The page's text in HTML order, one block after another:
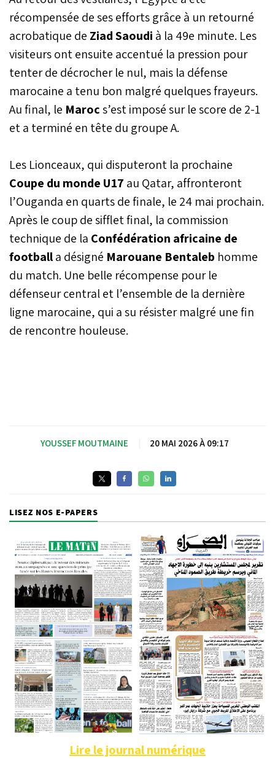
récompensée de ses efforts grâce à un retourné
acrobatique de Ziad Saoudi à la 49e minute. Les
visiteurs ont ensuite accentué la pression pour
tenter de décrocher le nul, mais la défense
marocaine a tenu bon malgré quelques frayeurs.
Au final, le Marocs’est imposé sur le score de 2-1
et a terminé en tête du groupe A.
Les Lionceaux, qui disputeront la prochaine
Coupe du monde U17 au Qatar, affronteront
l’Ouganda en quarts de finale, le 24 mai prochain.
Après le coup de sifflet final, la commission
technique de la Confédération africaine de
footballa désigné Marouane Bentaleb homme
du match. Une belle récompense pour le
défenseur central et l’ensemble de la dernière
ligne marocaine, qui a su résister malgré une fin
de rencontre houleuse.
YOUSSEF MOUTMAINE 20 MAI 2026 À 09:17
LISEZ NOS E-PAPERS
Lire le journal numérique